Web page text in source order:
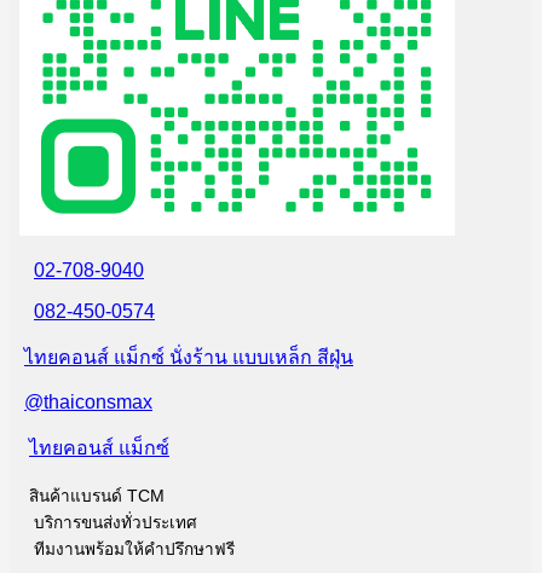
02-708-9040
082-450-0574
ไทยคอนส์ แม็กซ์ นั่งร้าน แบบเหล็ก สีฝุ่น
@thaiconsmax
ไทยคอนส์ แม็กซ์
สินค้าแบรนด์ TCM
บริการขนส่งทั่วประเทศ
ทีมงานพร้อมให้คำปรึกษาฟรี